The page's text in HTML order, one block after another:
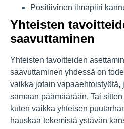
Positiivinen ilmapiiri
Yhteisten
saavuttaminen
Yhteisten tavoitteiden
saavuttaminen yhdessä on
vaikka jotain vapaaehtoistyötä,
samaan päämäärään. Tai
kuten vaikka yhteisen
hauskaa tekemistä ystävän